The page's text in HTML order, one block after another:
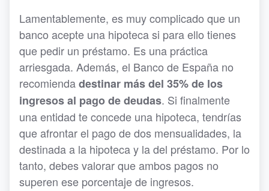
Lamentablemente, es muy complicado que un
banco acepte una hipoteca si para ello tienes
que pedir un préstamo. Es una práctica
arriesgada. Además, el Banco de España no
recomiendadestinar más del 35% de los
ingresos al pago de deudas. Si finalmente
una entidad te concede una hipoteca, tendrías
que afrontar el pago de dos mensualidades, la
destinada a la hipoteca y la del préstamo. Por lo
tanto, debes valorar que ambos pagos no
superen ese porcentaje de ingresos.